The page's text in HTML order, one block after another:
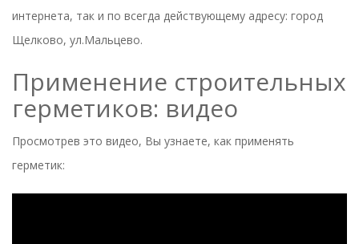
интернета, так и по всегда действующему адресу: город
Щелково, ул.Мальцево.
Применение строительных
герметиков: видео
Просмотрев это видео, Вы узнаете, как применять
герметик: